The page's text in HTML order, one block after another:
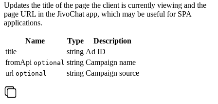
Updates the title of the page the client is currently viewing and the
page URL in the JivoChat app, which may be useful for SPA
applications.
Name Type
Description
title
string Ad ID
fromApi optional string Campaign name
url optional string Campaign source